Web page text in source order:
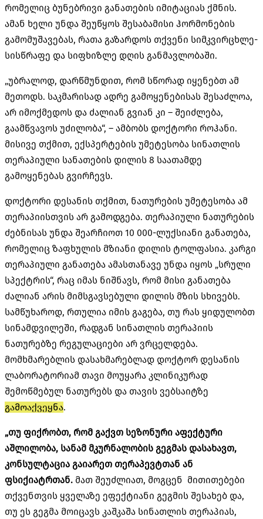
რომელიც ბუნებრივი განათების იმიტაციას ქმნის.
ამან ხელი უნდა შეუწყოს შესაბამისი ჰორმონების
გამომუშავებას, რათა გაზარდოს თქვენი სიმკვირცხლე-
სისწრაფე და სიფხიზლე დღის განმავლობაში.
„უბრალოდ, დარწმუნდით, რომ სწორად იყენებთ ამ
მეთოდს. საკმარისად ადრე გამოყენებისას შესაძლოა,
არ იმოქმედოს და ძალიან გვიან კი – შეიძლება,
გაამწვავოს უძილობა“, – ამბობს დოქტორი როჰანი.
მისივე თქმით, ექსპერტების უმეტესობა სინათლის
თერაპიული სანათების დილის 8 საათამდე
გამოყენებას გვირჩევს.
დოქტორი დესანის თქმით, ნათურების უმეტესობა ამ
თერაპიისთვის არ გამოდგება. თერაპიული ნათურების
ძებნისას უნდა შეარჩიოთ 10 000-ლუქსიანი განათება,
რომელიც ზაფხულის მზიანი დილის ტოლფასია. კარგი
თერაპიული განათება ამასთანავე უნდა იყოს „სრული
სპექტრის“, რაც იმას ნიშნავს, რომ მისი განათება
ძალიან არის მიმსგავსებული დილის მზის სხივებს.
სამწუხაროდ, რთულია იმის გაგება, თუ რას ყიდულობთ
სინამდვილეში, რადგან სინათლის თერაპიის
ნათურებზე რეგულაციები არ ვრცელდება.
მომხმარებლის დასახმარებლად დოქტორ დესანის
ლაბორატორიამ თავი მოუყარა კლინიკურად
შემოწმებულ ნათურებს და თავის ვებსაიტზე
გამოაქვეყნა.
„თუ ფიქრობთ, რომ გაქვთ სეზონური აფექტური
აშლილობა, სანამ მკურნალობის გეგმას დასახავთ,
კონსულტაცია გაიარეთ თერაპევტთან ან
ფსიქიატრთან. მათ შეუძლიათ, მოგცენ მითითებები
თქვენთვის ყველაზე ეფექტიანი გეგმის შესახებ და,
თუ ეს გეგმა მოიცავს კაშკაშა სინათლის თერაპიას,